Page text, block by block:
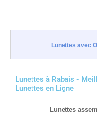
Lunettes avec
Lunettes à Rabais -
Lunettes en Ligne
Lunettes